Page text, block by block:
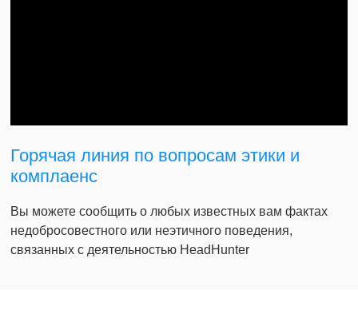
Горячая линия по вопросам этики и
комплаенс
Вы можете сообщить о любых известных вам фактах
недобросовестного или неэтичного поведения,
связанных с деятельностью HeadHunter